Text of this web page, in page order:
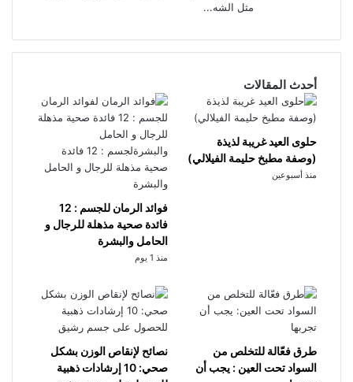
مثل الشه...
أحدث المقالات
حلوى العيد غريبة لذيذة
(وصفة مطبخ حليمة الفيلالي)
منذ أسبوعين
فوائد الرمان للجسم : 12
فائدة صحية مذهلة للرجال و
الحامل والبشرة
منذ 1 يوم
طرق فعّالة للتخلص من
السواد تحت العين : يجب أن
نصائح لإنقاص الوزن بشكل
صحي: 10 إرشادات ذهبية